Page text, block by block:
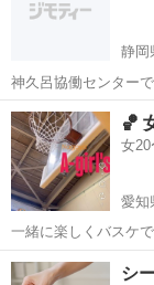
静岡
神久呂協働センター
時くらいにはメンバ
で返事出来てない方
200円！
静岡 浜松市
🏀
女20
愛知
一緒に楽しくバスケできる
👩20〜35歳くらい 🏀
にバスケしたい！」も大歓迎です！ ガチガ
愛知 名古屋市
シ